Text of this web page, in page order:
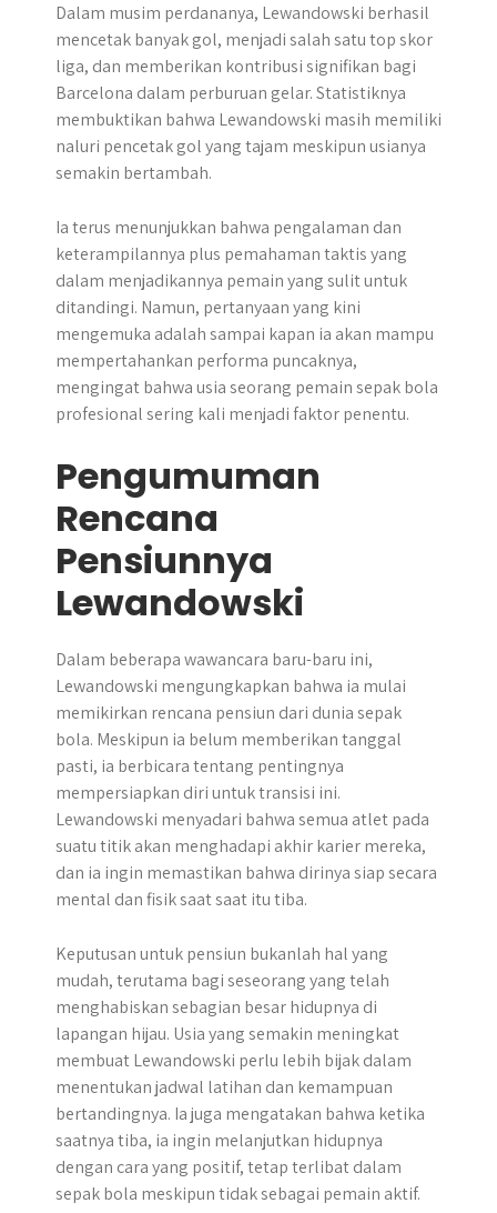
Dalam musim perdananya, Lewandowski berhasil
mencetak banyak gol, menjadi salah satu top skor
liga, dan memberikan kontribusi signifikan bagi
Barcelona dalam perburuan gelar. Statistiknya
membuktikan bahwa Lewandowski masih memiliki
naluri pencetak gol yang tajam meskipun usianya
semakin bertambah.
Ia terus menunjukkan bahwa pengalaman dan
keterampilannya plus pemahaman taktis yang
dalam menjadikannya pemain yang sulit untuk
ditandingi. Namun, pertanyaan yang kini
mengemuka adalah sampai kapan ia akan mampu
mempertahankan performa puncaknya,
mengingat bahwa usia seorang pemain sepak bola
profesional sering kali menjadi faktor penentu.
Pengumuman
Rencana
Pensiunnya
Lewandowski
​Dalam beberapa wawancara baru-baru ini,
Lewandowski mengungkapkan bahwa ia mulai
memikirkan rencana pensiun dari dunia sepak
bola.​ Meskipun ia belum memberikan tanggal
pasti, ia berbicara tentang pentingnya
mempersiapkan diri untuk transisi ini.
Lewandowski menyadari bahwa semua atlet pada
suatu titik akan menghadapi akhir karier mereka,
dan ia ingin memastikan bahwa dirinya siap secara
mental dan fisik saat saat itu tiba.
Keputusan untuk pensiun bukanlah hal yang
mudah, terutama bagi seseorang yang telah
menghabiskan sebagian besar hidupnya di
lapangan hijau. Usia yang semakin meningkat
membuat Lewandowski perlu lebih bijak dalam
menentukan jadwal latihan dan kemampuan
bertandingnya. Ia juga mengatakan bahwa ketika
saatnya tiba, ia ingin melanjutkan hidupnya
dengan cara yang positif, tetap terlibat dalam
sepak bola meskipun tidak sebagai pemain aktif.